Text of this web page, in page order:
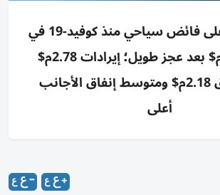
كوريا تحقق أعلى فائض سياحي منذ كوفيد-19 في
يونيو بـ596م$ بعد عجز طويل؛ إيرادات 2.78م$
مقابل إنفاق 2.18م$ ومتوسط إنفاق الأجانب
أعلى